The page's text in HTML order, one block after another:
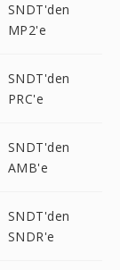
SNDT'den
MP2'e
SNDT'den
PRC'e
SNDT'den
AMB'e
SNDT'den
SNDR'e